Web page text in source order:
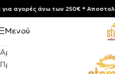
Μενού
Αρχική σελίδα
Προβάλλονται όλα - 11
άνω των 250€ * Aποστολές